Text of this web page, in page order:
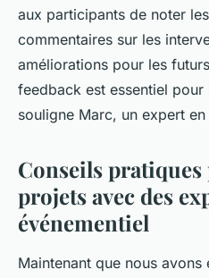
aux participants de noter
commentaires sur les
améliorations pour les
feedback est essentiel
souligne Marc, un expert
Conseils
projets avec des
événementiel
Maintenant que nous